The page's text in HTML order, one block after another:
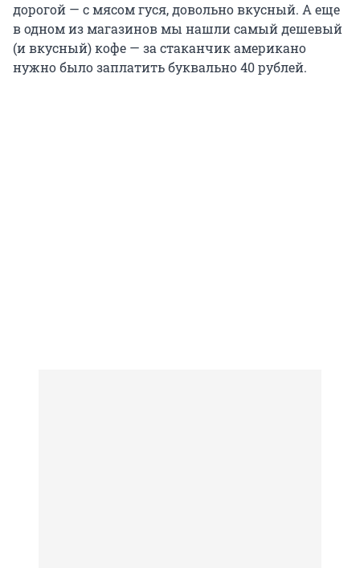
дорогой — с мясом гуся, довольно вкусный. А еще
в одном из магазинов мы нашли самый дешевый
(и вкусный) кофе — за стаканчик американо
нужно было заплатить буквально 40 рублей.